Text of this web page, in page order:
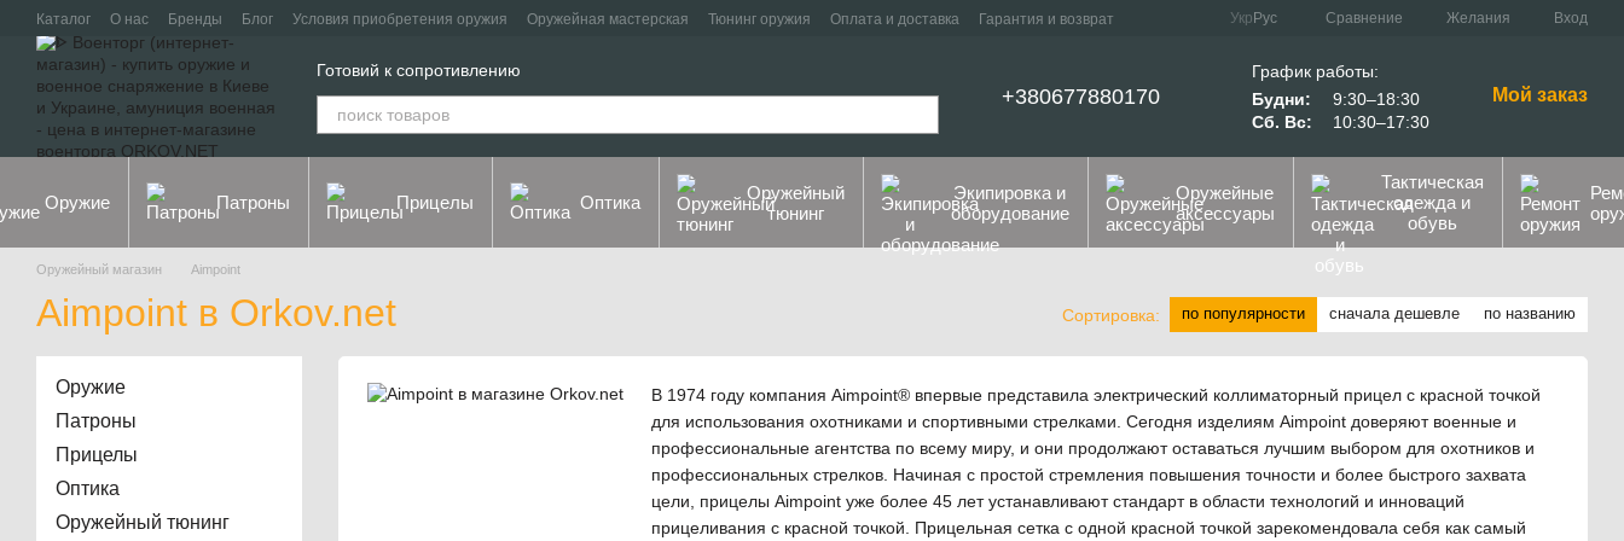
Перейти к основному контенту
Каталог О нас Бренды Блог Условия приобретения оружия Оружейная мастерская Тюнинг оружия Оплата и доставка
Гарантия и возврат
Контакты
Договор оферты
Укр Рус Сравнение Желания Вход
Готовий к сопротивлению
+380677880170
График работы:
Будни:
9:30–18:30
Сб. Вс:
10:30–17:30
Мой заказ
Оружие Патроны Прицелы Оптика
Оружейный
тюнинг
Экипировка и
оборудование
Оружейные
аксессуары
Тактическая
одежда и
обувь
Оружейный магазин Aimpoint
Aimpoint в Orkov.net Сортировка: по популярности сначала дешевле по названию
В 1974 году компания Aimpoint® впервые представила электрический коллиматорный прицел с красной точкой
для использования охотниками и спортивными стрелками. Сегодня изделиям Aimpoint доверяют военные и
профессиональные агентства по всему миру, и они продолжают оставаться лучшим выбором для охотников и
профессиональных стрелков. Начиная с простой стремления повышения точности и более быстрого захвата
цели, прицелы Aimpoint уже более 45 лет устанавливают стандарт в области технологий и инноваций
прицеливания с красной точкой. Прицельная сетка с одной красной точкой зарекомендовала себя как самый
Оружие
Патроны
Прицелы
Оптика
Оружейный тюнинг